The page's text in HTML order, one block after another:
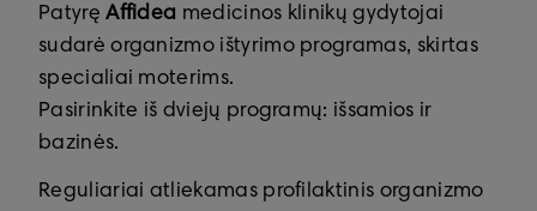
PatyręAffidea medicinos klinikų gydytojai
sudarė organizmo ištyrimo programas, skirtas
specialiai moterims.
Pasirinkite iš dviejų programų: išsamios ir
bazinės.
Reguliariai atliekamas profilaktinis organizmo